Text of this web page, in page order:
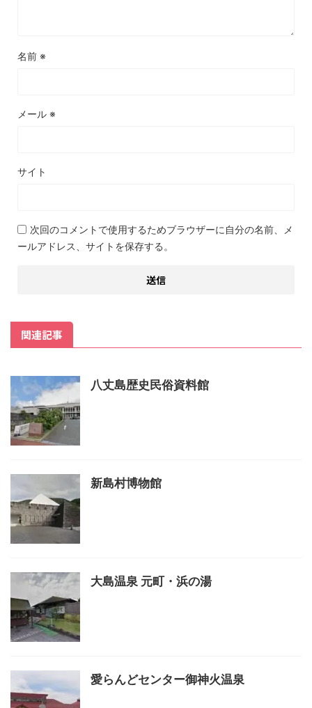
名前 ※
メール ※
サイト
次回のコメントで使用するためブラウザーに自分の名前、メ
ールアドレス、サイトを保存する。
関連記事
八丈島歴史民俗資料館
新島村博物館
大島温泉 元町・浜の湯
愛らんどセンター御神火温泉